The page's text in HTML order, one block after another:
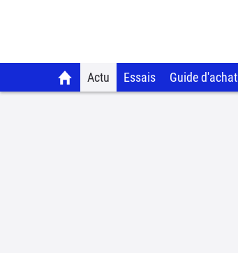
Actu Essais Guide d'achat